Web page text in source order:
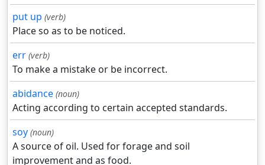
put up (verb)
Place so as to be noticed.
err (verb)
To make a mistake or be incorrect.
abidance (noun)
Acting according to certain accepted standards.
soy (noun)
A source of oil. Used for forage and soil
improvement and as food.